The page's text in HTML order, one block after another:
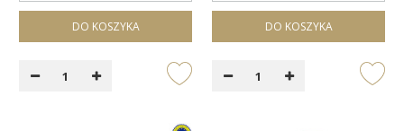
DO KOSZYKA DO KOSZYKA